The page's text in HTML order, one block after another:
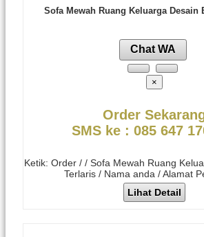
Sofa Mewah Ruang Keluarga Desain
Chat WA
×
Order
SMS ke : 085 647
Ketik: Order / / Sofa Mewah Ruang
Terlaris / Nama anda / Alamat
Lihat Detail